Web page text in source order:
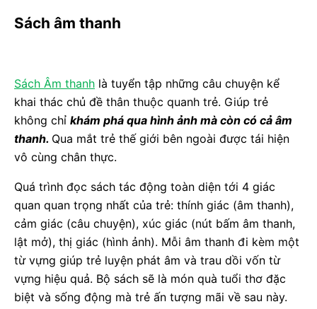
Sách âm thanh
Sách Âm thanh là tuyển tập những câu chuyện kể
khai thác chủ đề thân thuộc quanh trẻ. Giúp trẻ
không chỉ khám phá qua hình ảnh mà còn có cả âm
thanh. Qua mắt trẻ thế giới bên ngoài được tái hiện
vô cùng chân thực.
Quá trình đọc sách tác động toàn diện tới 4 giác
quan quan trọng nhất của trẻ: thính giác (âm thanh),
cảm giác (câu chuyện), xúc giác (nút bấm âm thanh,
lật mở), thị giác (hình ảnh). Mỗi âm thanh đi kèm một
từ vựng giúp trẻ luyện phát âm và trau dồi vốn từ
vựng hiệu quả. Bộ sách sẽ là món quà tuổi thơ đặc
biệt và sống động mà trẻ ấn tượng mãi về sau này.